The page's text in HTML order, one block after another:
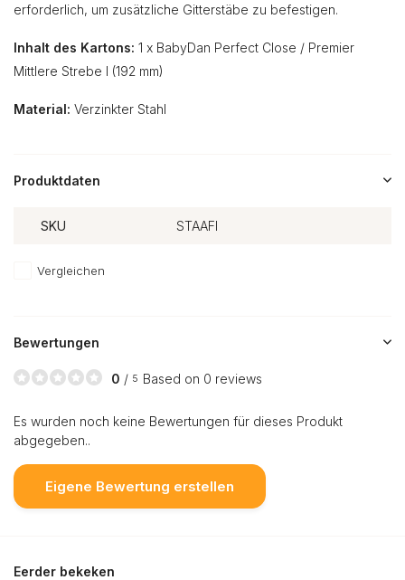
erforderlich, um zusätzliche Gitterstäbe zu befestigen.
Inhalt des Kartons: 1 x BabyDan Perfect Close / Premier
Mittlere Strebe I (192 mm)
Material: Verzinkter Stahl
Produktdaten
SKU STAAFI
Vergleichen
Bewertungen
0 / 5 Based on 0 reviews
Es wurden noch keine Bewertungen für dieses Produkt
abgegeben..
Eigene Bewertung erstellen
Eerder bekeken